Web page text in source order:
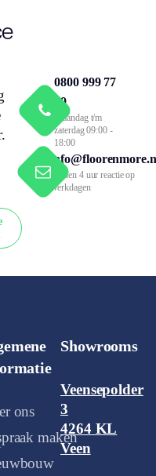
0800 999 77
79
Maandag t/m
zaterdag 09:00 -
18:00
Binnen 4 uur reactie op
werkdagen
ons
maken
Showrooms
Veensepolder
3
4264 KL
Veen